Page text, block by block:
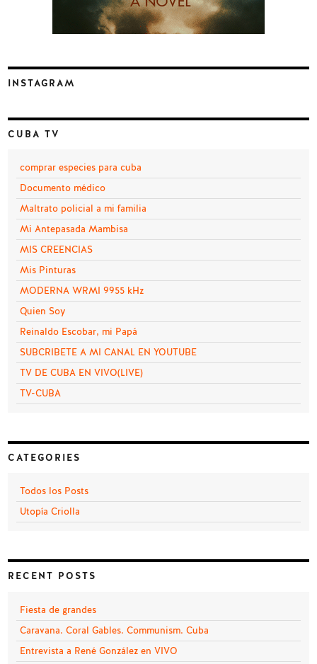
INSTAGRAM
CUBA TV
comprar especies para cuba
Documento médico
Maltrato policial a mi familia
Mi Antepasada Mambisa
MIS CREENCIAS
Mis Pinturas
MODERNA WRMI 9955 kHz
Quien Soy
Reinaldo Escobar, mi Papá
SUBCRIBETE A MI CANAL EN YOUTUBE
TV DE CUBA EN VIVO(LIVE)
TV-CUBA
CATEGORIES
Todos los Posts
Utopía Criolla
RECENT POSTS
Fiesta de grandes
Caravana. Coral Gables. Communism. Cuba
Entrevista a René González en VIVO